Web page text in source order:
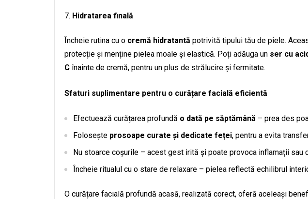
Hidratarea finală
Încheie rutina cu o cremă hidratantă potrivită tipului tău de piele.
protecție și menține pielea moale și elastică. Poți adăuga un ser cu
C înainte de cremă, pentru un plus de strălucire și fermitate.
Sfaturi suplimentare pentru o curățare facială eficientă
Efectuează curățarea profundă o dată pe săptămână – prea des
Folosește prosoape curate și dedicate feței, pentru a evita
Nu stoarce coșurile – acest gest irită și poate provoca inflamații sau
Încheie ritualul cu o stare de relaxare – pielea reflectă echilibrul
O curățare facială profundă acasă, realizată corect, oferă aceleași